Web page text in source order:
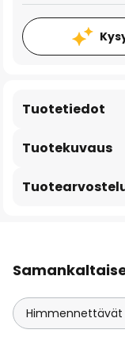
Tuotekuvaus
Tuotetiedot
Himmennettävät